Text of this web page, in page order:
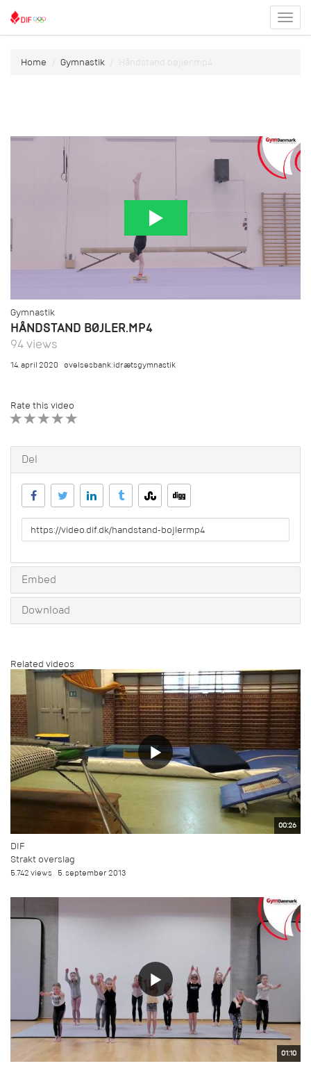
menu
Home Gymnastik Håndstand bøjler.mp4
Gymnastik
HÅNDSTAND BØJLER.MP4
94 views
14. april 2020 øvelsesbank:idrætsgymnastik
Rate this video
Del
URL
to
Embed
Download
Related videos
00:26
DIF
Strakt overslag
5.742 views 5. september 2013
01:10